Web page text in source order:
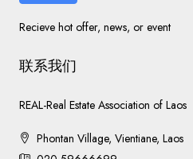
Recieve hot offer, news, or event
联系我们
REAL-Real Estate Association of Laos
Phontan Village, Vientiane, Laos